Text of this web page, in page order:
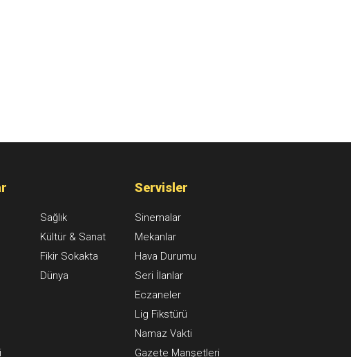
Sağlık
Kültür & Sanat
Fikir Sokakta
Dünya
Servisler
Sinemalar
Mekanlar
Hava Durumu
Seri İlanlar
Eczaneler
Lig Fikstürü
Namaz Vakti
Gazete Manşetleri